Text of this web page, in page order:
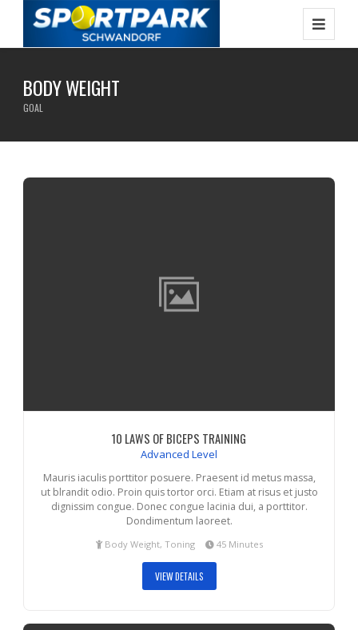
BODY WEIGHT
GOAL
10 LAWS OF BICEPS TRAINING
Advanced Level
Mauris iaculis porttitor posuere. Praesent id metus massa,
ut blrandit odio. Proin quis tortor orci. Etiam at risus et justo
dignissim congue. Donec congue lacinia dui, a porttitor.
Dondimentum laoreet.
Body Weight, Toning 45 Minutes
VIEW DETAILS